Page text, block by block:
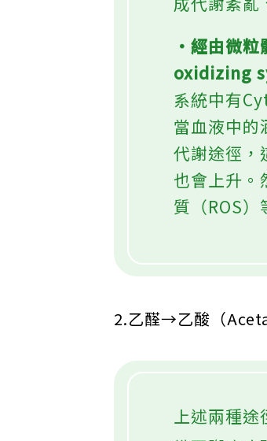
成代謝紊亂
‧經由微
oxidizing
系統中有
當血液中
代謝途徑
也會上升
質（ROS）
2.乙醛→乙酸（
上述兩種途